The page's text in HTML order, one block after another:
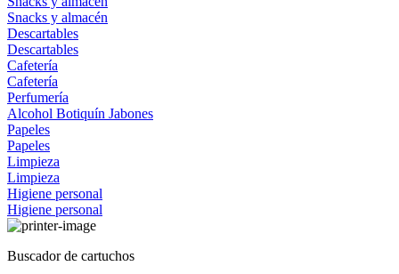
Snacks y almacén
Descartables
Descartables
Cafetería
Cafetería
Perfumería
Alcohol Botiquín Jabones
Papeles
Papeles
Limpieza
Limpieza
Higiene personal
Higiene personal
Buscador de cartuchos